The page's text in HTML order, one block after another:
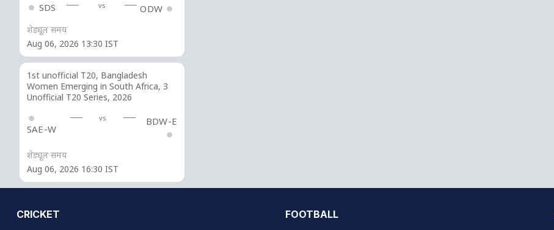
SDS vs ODW
शेड्यूल समय
Aug 06, 2026 13:30 IST
1st unofficial T20, Bangladesh
Women Emerging in South Africa, 3
Unofficial T20 Series, 2026
SAE-W
vs BDW-E
शेड्यूल समय
Aug 06, 2026 16:30 IST
CRICKET FOOTBALL